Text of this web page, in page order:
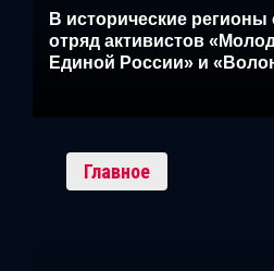
В исторические регионы
отряд активистов
Единой России» и
Главное